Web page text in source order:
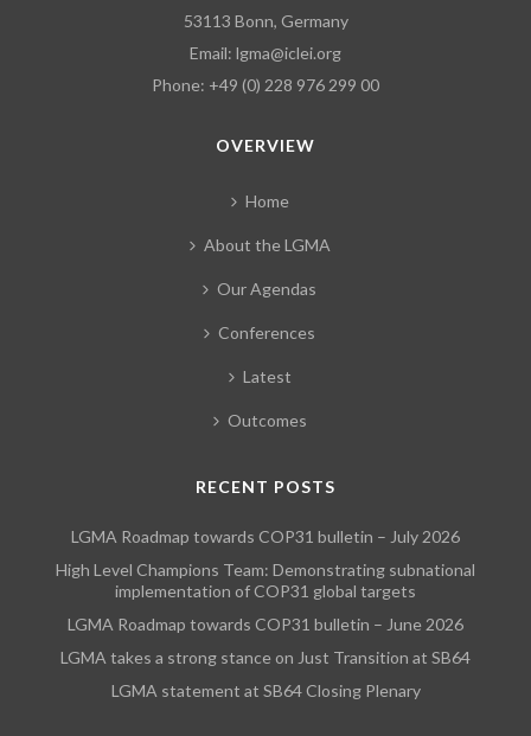
53113 Bonn, Germany
Email: lgma@iclei.org
Phone: +49 (0) 228 976 299 00
OVERVIEW
Home
About the LGMA
Our Agendas
Conferences
Latest
Outcomes
RECENT POSTS
LGMA Roadmap towards COP31 bulletin – July 2026
High Level Champions Team: Demonstrating subnational
implementation of COP31 global targets
LGMA Roadmap towards COP31 bulletin – June 2026
LGMA takes a strong stance on Just Transition at SB64
LGMA statement at SB64 Closing Plenary